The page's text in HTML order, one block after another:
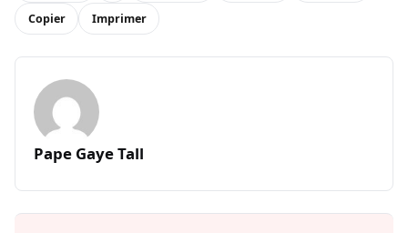
Copier Imprimer
Pape Gaye Tall